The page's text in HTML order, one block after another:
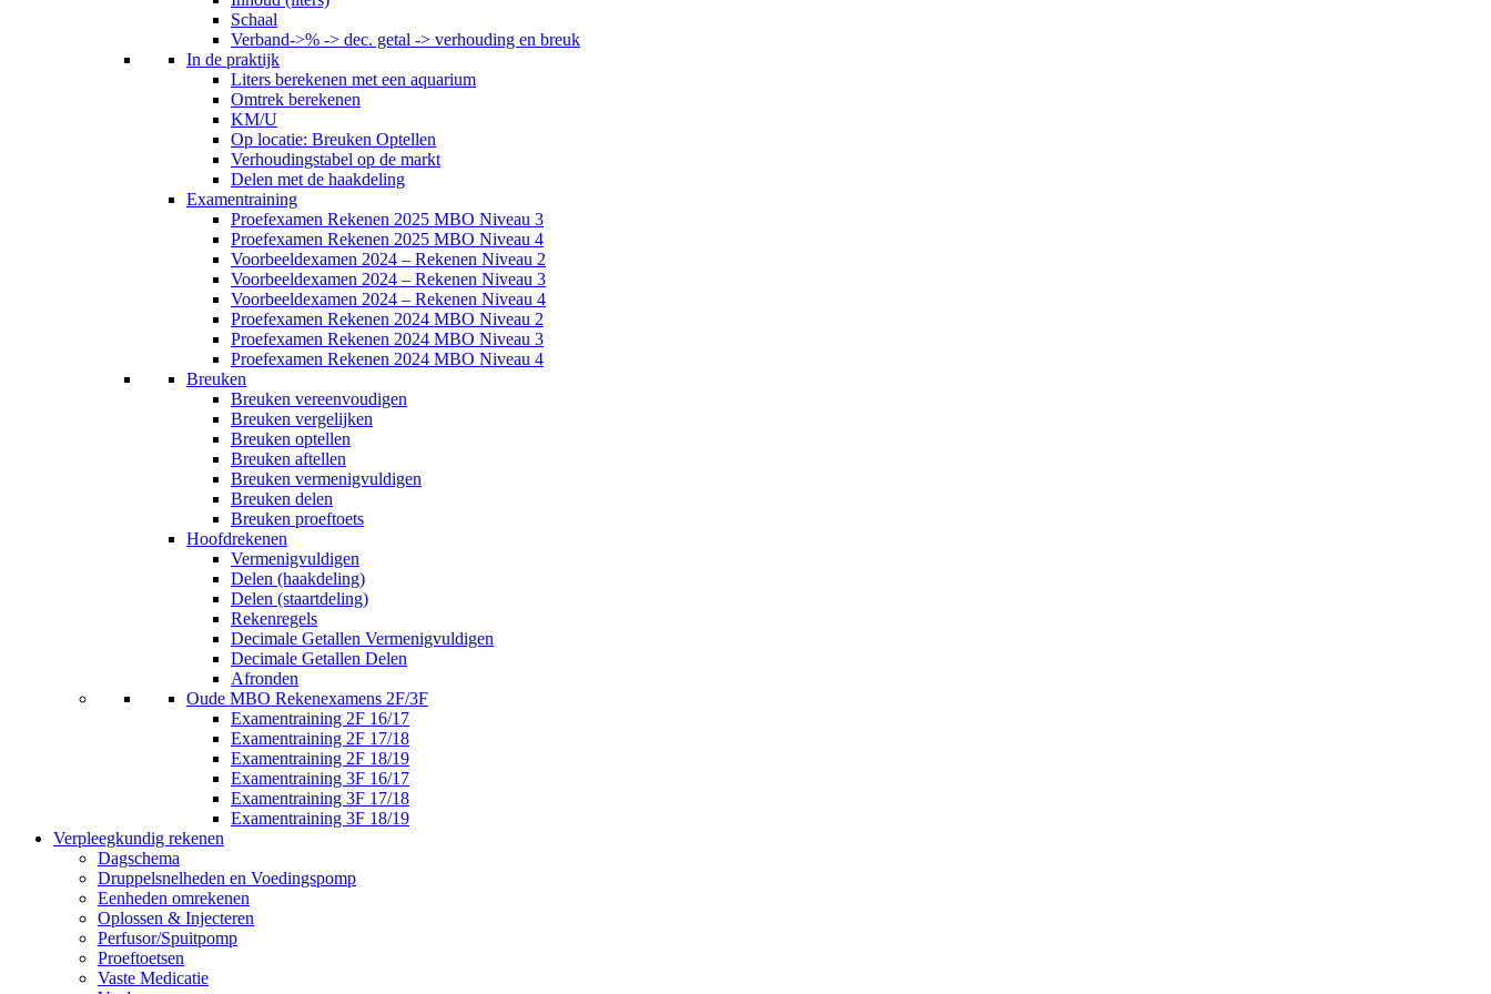
Schaal
Verband->% -> dec. getal -> verhouding en breuk
In de praktijk
Liters berekenen met een aquarium
Omtrek berekenen
KM/U
Op locatie: Breuken Optellen
Verhoudingstabel op de markt
Delen met de haakdeling
Examentraining
Proefexamen Rekenen 2025 MBO Niveau 3
Proefexamen Rekenen 2025 MBO Niveau 4
Voorbeeldexamen 2024 – Rekenen Niveau 2
Voorbeeldexamen 2024 – Rekenen Niveau 3
Voorbeeldexamen 2024 – Rekenen Niveau 4
Proefexamen Rekenen 2024 MBO Niveau 2
Proefexamen Rekenen 2024 MBO Niveau 3
Proefexamen Rekenen 2024 MBO Niveau 4
Breuken
Breuken vereenvoudigen
Breuken vergelijken
Breuken optellen
Breuken aftellen
Breuken vermenigvuldigen
Breuken delen
Breuken proeftoets
Hoofdrekenen
Vermenigvuldigen
Delen (haakdeling)
Delen (staartdeling)
Rekenregels
Decimale Getallen Vermenigvuldigen
Decimale Getallen Delen
Afronden
Oude MBO Rekenexamens 2F/3F
Examentraining 2F 16/17
Examentraining 2F 17/18
Examentraining 2F 18/19
Examentraining 3F 16/17
Examentraining 3F 17/18
Examentraining 3F 18/19
Verpleegkundig rekenen
Dagschema
Druppelsnelheden en Voedingspomp
Eenheden omrekenen
Oplossen & Injecteren
Perfusor/Spuitpomp
Proeftoetsen
Vaste Medicatie